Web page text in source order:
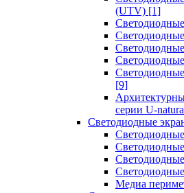
(UTV) [1]
[9]
серии U-
Светодиодные
Медиа